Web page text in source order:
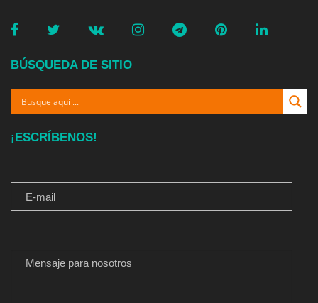
BÚSQUEDA DE SITIO
¡ESCRÍBENOS!